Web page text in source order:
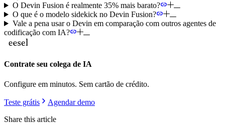
O Devin Fusion é realmente 35% mais barato?
O que é o modelo sidekick no Devin Fusion?
Vale a pena usar o Devin em comparação com outros agentes de
codificação com IA?
Contrate seu colega de IA
Configure em minutos. Sem cartão de crédito.
Teste grátis
Agendar demo
Share this article